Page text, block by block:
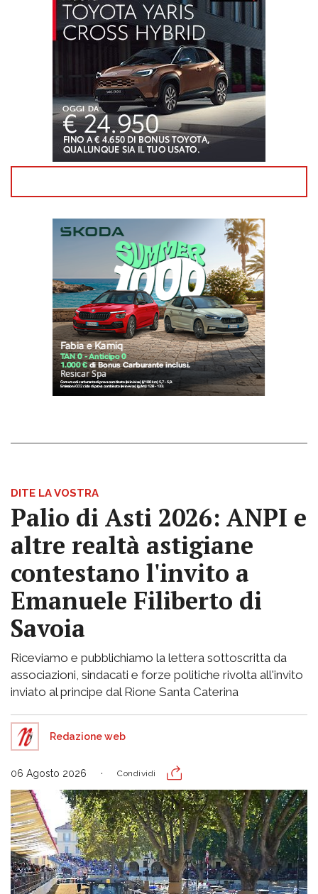
DITE LA VOSTRA
Palio di Asti 2026: ANPI e
altre realtà astigiane
contestano l'invito a
Emanuele Filiberto di
Savoia
Riceviamo e pubblichiamo la lettera sottoscritta da
associazioni, sindacati e forze politiche rivolta all'invito
inviato al principe dal Rione Santa Caterina
Redazione web
06 Agosto 2026 Condividi